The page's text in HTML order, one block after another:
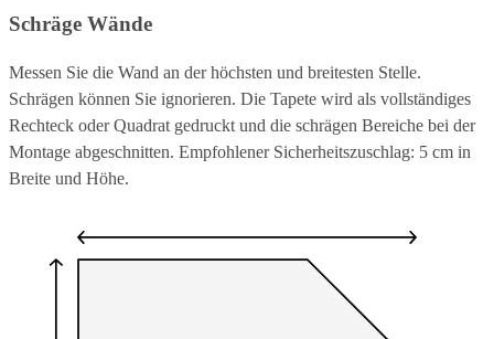
Schräge Wände
Messen Sie die Wand an der höchsten und breitesten Stelle.
Schrägen können Sie ignorieren. Die Tapete wird als vollständiges
Rechteck oder Quadrat gedruckt und die schrägen Bereiche bei der
Montage abgeschnitten. Empfohlener Sicherheitszuschlag: 5 cm in
Breite und Höhe.